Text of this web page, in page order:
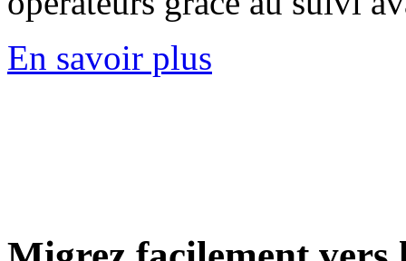
En savoir plus